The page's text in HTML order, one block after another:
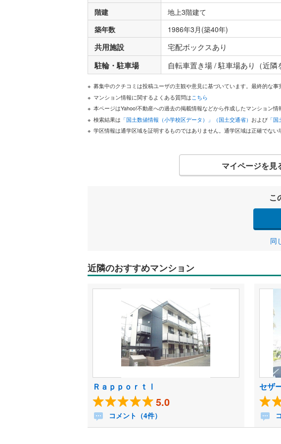
階建 地上3階建て
築年数
1986年3月(築40年)
共用施設 宅配ボックスあり
駐輪・駐車場 自転車置き場 / 駐車場あり（近隣
募集中のクチコミは投稿ユーザの主観や意見に基づいています。最終的な
マンション情報に関するよくある質問はこちら
本ページはYahoo!不動産への過去の掲載情報などから作成したマンション
検索結果は 「国土数値情報（小学校区データ）」（国土交通省） および 「
学区情報は通学区域を証明するものではありません。通学区域は正確でな
マイページを見
こ
同
近隣のおすすめマンション
ＲａｐｐｏｒｔⅠ
5.0
コメント（4件）
セザ